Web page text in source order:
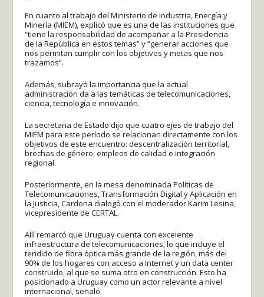
En cuanto al trabajo del Ministerio de Industria, Energía y
Minería (MIEM), explicó que es una de las instituciones que
“tiene la responsabilidad de acompañar a la Presidencia
de la República en estos temas” y “generar acciones que
nos permitan cumplir con los objetivos y metas que nos
trazamos”.
Además, subrayó la importancia que la actual
administración da a las temáticas de telecomunicaciones,
ciencia, tecnología e innovación.
La secretaria de Estado dijo que cuatro ejes de trabajo del
MIEM para este período se relacionan directamente con los
objetivos de este encuentro: descentralización territorial,
brechas de género, empleos de calidad e integración
regional.
Posteriormente, en la mesa denominada Políticas de
Telecomunicaciones, Transformación Digital y Aplicación en
la Justicia, Cardona dialogó con el moderador Karim Lesina,
vicepresidente de CERTAL.
Allí remarcó que Uruguay cuenta con excelente
infraestructura de telecomunicaciones, lo que incluye el
tendido de fibra óptica más grande de la región, más del
90% de los hogares con acceso a Internet y un data center
construido, al que se suma otro en construcción. Esto ha
posicionado a Uruguay como un actor relevante a nivel
internacional, señaló.